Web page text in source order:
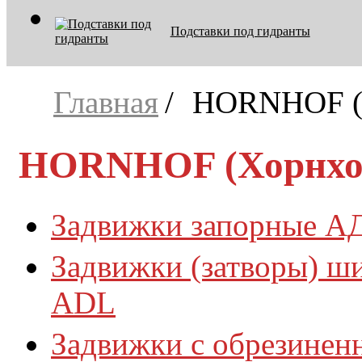
Подставки под гидранты
Главная HORNHOF
HORNHOF
Задвижки запорные
Задвижки (затворы)
ADL
Задвижки с